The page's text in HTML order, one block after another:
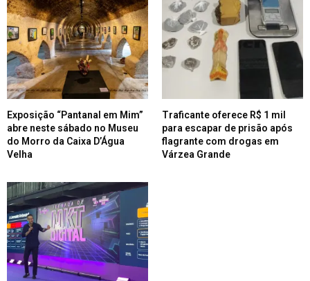
Exposição “Pantanal em Mim”
abre neste sábado no Museu
do Morro da Caixa D’Água
Velha
Traficante oferece R$ 1 mil
para escapar de prisão após
flagrante com drogas em
Várzea Grande